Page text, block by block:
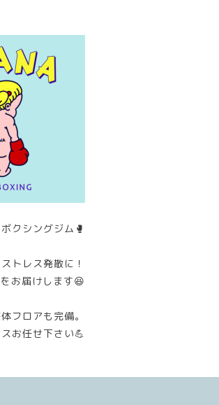
クシングジム🥊
トレス発散に！
お届けします😆
フロアも完備。
お任せ下さい💪